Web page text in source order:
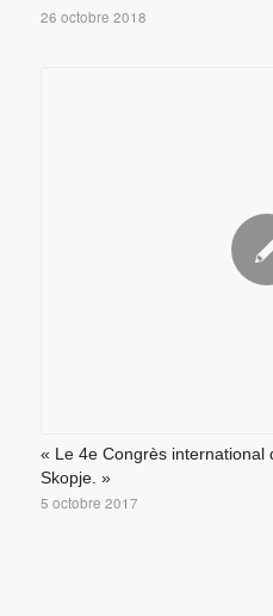
26 octobre 2018
« Le 4e Congrès international
Skopje. »
5 octobre 2017